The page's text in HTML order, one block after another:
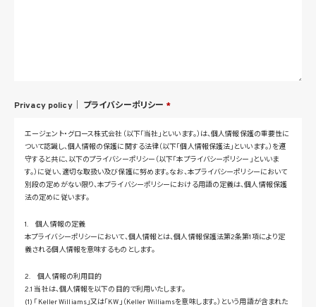
Privacy policy｜ プライバシーポリシー *
エージェント・グロース株式会社（以下「当社」といいます。）は、個人情報保護の重要性に
ついて認識し、個人情報の保護に関する法律（以下「個人情報保護法」といいます。）を遵
守すると共に、以下のプライバシーポリシー（以下「本プライバシーポリシー」といいま
す。）に従い、適切な取扱い及び保護に努めます。なお、本プライバシーポリシーにおいて
別段の定めがない限り、本プライバシーポリシーにおける用語の定義は、個人情報保護
法の定めに従います。
1. 個人情報の定義
本プライバシーポリシーにおいて、個人情報とは、個人情報保護法第2条第1項により定
義される個人情報を意味するものとします。
2. 個人情報の利用目的
2.1 当社は、個人情報を以下の目的で利用いたします。
(1) 「Keller Williams」又は「KW」（Keller Williamsを意味します。）という用語が含まれた